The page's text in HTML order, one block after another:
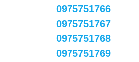
0975751766
0975751767
0975751768
0975751769